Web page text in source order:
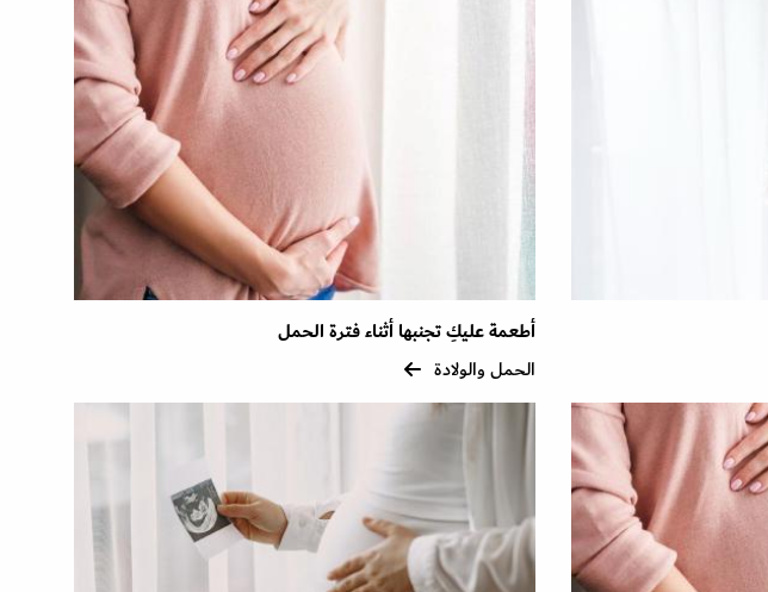
أطعمة عليكِ تجنبها أثناء فترة الحمل
الحمل والولادة